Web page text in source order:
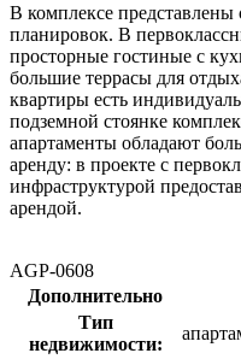
В комплексе
планировок. В
просторные гостиные с
большие террасы для
квартиры есть
подземной стоянке
апартаменты обладают
аренду: в проекте с
инфраструктурой
арендой.
AGP-0608
Дополнительно
Тип
недвижимости: